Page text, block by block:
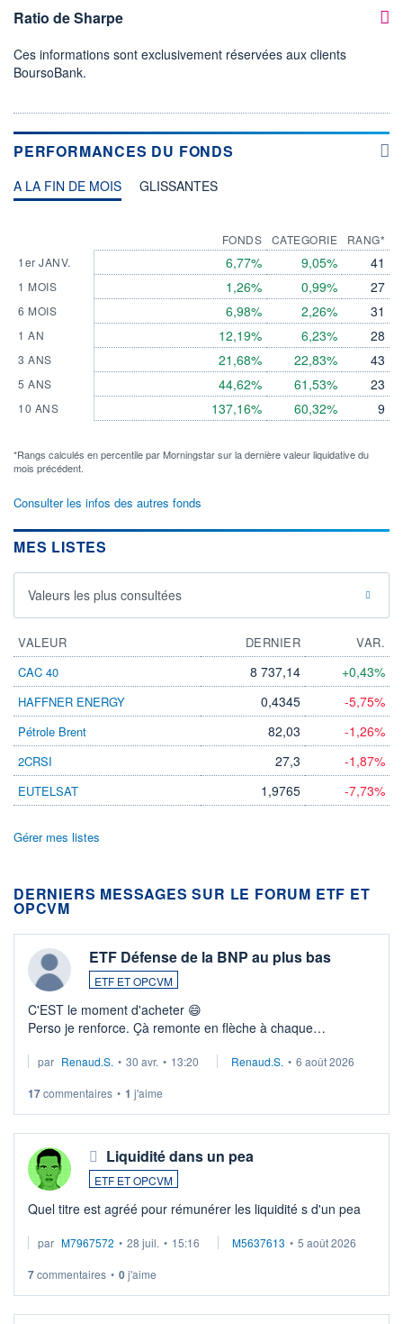
Ratio de Sharpe
Ces informations sont exclusivement réservées aux clients
BoursoBank.
PERFORMANCES DU FONDS
A LA FIN DE MOIS GLISSANTES
1er JANV.
1 MOIS
6 MOIS
1 AN
3 ANS
5 ANS
10 ANS
FONDS
6,77%
1,26%
6,98%
12,19%
21,68%
44,62%
137,16%
CATEGORIE
9,05%
0,99%
2,26%
6,23%
22,83%
61,53%
60,32%
RANG*
41
27
31
28
43
23
9
*Rangs calculés en percentile par Morningstar sur la dernière valeur liquidative du
mois précédent.
Consulter les infos des autres fonds
MES LISTES
Valeurs les plus consultées
VALEUR DERNIER
VAR.
CAC 40
8 737,14 +0,43%
HAFFNER ENERGY 0,4345 -5,75%
Pétrole Brent 82,03 -1,26%
2CRSI 27,3 -1,87%
EUTELSAT 1,9765 -7,73%
Gérer mes listes
DERNIERS MESSAGES SUR LE FORUM ETF ET
OPCVM
ETF Défense de la BNP au plus bas
ETF ET OPCVM
C'EST le moment d'acheter 😄​
Perso je renforce. Çà remonte en flèche à chaque
Investissement long terme tip top pour sa retraite.
par Renaud.S. • 30 avr. • 13:20 Renaud.S. • 6 août 2026
17commentaires • 1 j'aime
Liquidité dans un pea
ETF ET OPCVM
Quel titre est agréé pour rémunérer les liquidité s d'un pea
par M7967572 • 28 juil. • 15:16 M5637613 • 5 août 2026
7commentaires • 0j'aime